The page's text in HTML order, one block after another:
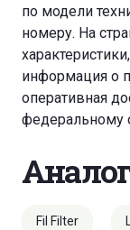
по модели
номеру. На
информация о
оперативная
федеральному
Fil Filter